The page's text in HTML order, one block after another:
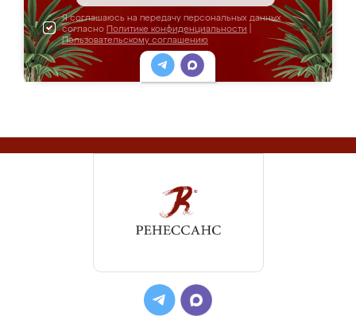
Я соглашаюсь на передачу персональных данных
согласно Политике конфиденциальности
Пользовательскому соглашению